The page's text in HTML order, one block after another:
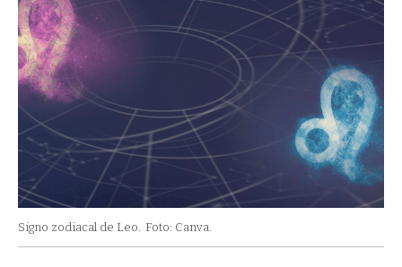
Signo zodiacal de Leo. Foto: Canva.